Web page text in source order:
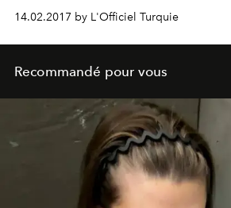
d’assaut par les magnats de l’art
Bienvenue à l'Istanbul Modern.
14.02.2017 by L'Officiel Turquie
Recommandé pour vous